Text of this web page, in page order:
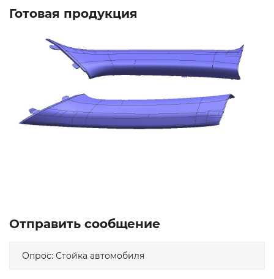
Готовая продукция
Отправить сообщение